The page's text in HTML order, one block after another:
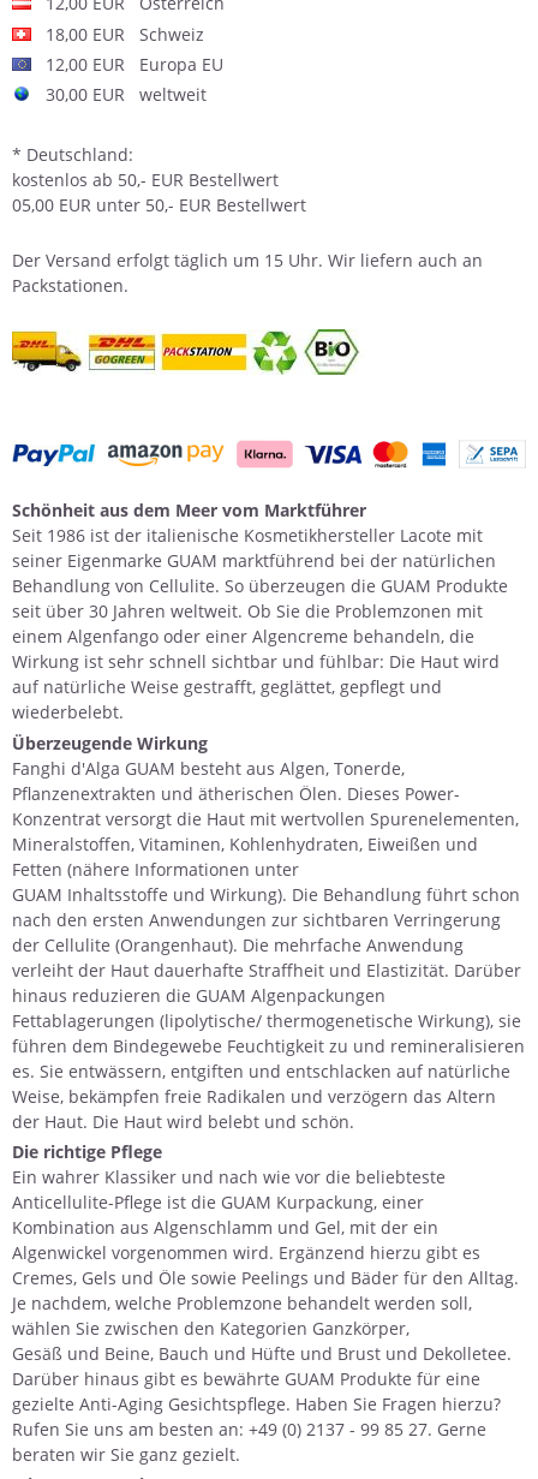
18,00 EUR Schweiz
12,00 EUR Europa EU
30,00 EUR weltweit
* Deutschland:
kostenlos ab 50,- EUR Bestellwert
05,00 EUR unter 50,- EUR Bestellwert
Der Versand erfolgt täglich um 15 Uhr. Wir liefern auch an
Packstationen.
Schönheit aus dem Meer vom Marktführer
Seit 1986 ist der italienische Kosmetikhersteller Lacote mit
seiner Eigenmarke GUAM marktführend bei der natürlichen
Behandlung von Cellulite. So überzeugen die GUAM Produkte
seit über 30 Jahren weltweit. Ob Sie die Problemzonen mit
einem Algenfango oder einer Algencreme behandeln, die
Wirkung ist sehr schnell sichtbar und fühlbar: Die Haut wird
auf natürliche Weise gestrafft, geglättet, gepflegt und
wiederbelebt.
Überzeugende Wirkung
Fanghi d'Alga GUAM besteht aus Algen, Tonerde,
Pflanzenextrakten und ätherischen Ölen. Dieses Power-
Konzentrat versorgt die Haut mit wertvollen Spurenelementen,
Mineralstoffen, Vitaminen, Kohlenhydraten, Eiweißen und
Fetten (nähere Informationen unter
GUAM Inhaltsstoffe und Wirkung). Die Behandlung führt schon
nach den ersten Anwendungen zur sichtbaren Verringerung
der Cellulite (Orangenhaut). Die mehrfache Anwendung
verleiht der Haut dauerhafte Straffheit und Elastizität. Darüber
hinaus reduzieren die GUAM Algenpackungen
Fettablagerungen (lipolytische/ thermogenetische Wirkung), sie
führen dem Bindegewebe Feuchtigkeit zu und remineralisieren
es. Sie entwässern, entgiften und entschlacken auf natürliche
Weise, bekämpfen freie Radikalen und verzögern das Altern
der Haut. Die Haut wird belebt und schön.
Die richtige Pflege
Ein wahrer Klassiker und nach wie vor die beliebteste
Anticellulite-Pflege ist die GUAM Kurpackung, einer
Kombination aus Algenschlamm und Gel, mit der ein
Algenwickel vorgenommen wird. Ergänzend hierzu gibt es
Cremes, Gels und Öle sowie Peelings und Bäder für den Alltag.
Je nachdem, welche Problemzone behandelt werden soll,
wählen Sie zwischen den Kategorien Ganzkörper,
Gesäß und Beine, Bauch und Hüfte und Brust und Dekolletee.
Darüber hinaus gibt es bewährte GUAM Produkte für eine
gezielte Anti-Aging Gesichtspflege. Haben Sie Fragen hierzu?
Rufen Sie uns am besten an: +49 (0) 2137 - 99 85 27. Gerne
beraten wir Sie ganz gezielt.